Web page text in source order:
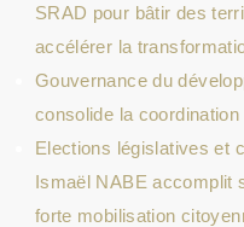
SRAD pour bâtir des
accélérer la
Gouvernance du
consolide la
Elections législatives et
Ismaël NABE accomplit
forte mobilisation